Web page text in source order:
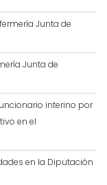
Junta de
Junta de
interino por
en el
en la Diputación